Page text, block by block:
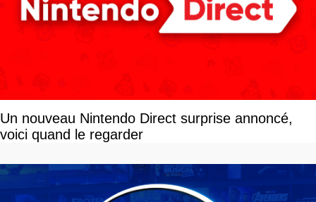
Un nouveau Nintendo Direct surprise annoncé,
voici quand le regarder